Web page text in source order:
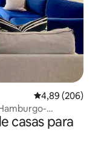
4,89 de uma
4,89 (206)
casas para